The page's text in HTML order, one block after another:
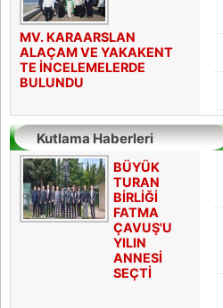
MV. KARAARSLAN
ALAÇAM VE YAKAKENT
TE İNCELEMELERDE
BULUNDU
Kutlama Haberleri
BÜYÜK
TURAN
BİRLİĞİ
FATMA
ÇAVUŞ'U
YILIN
ANNESİ
SEÇTİ